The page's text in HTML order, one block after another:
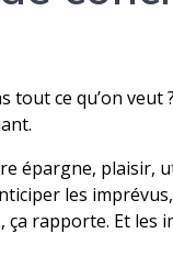
tout ce qu’on veut
épargne, plaisir,
les
ça rapporte. Et les